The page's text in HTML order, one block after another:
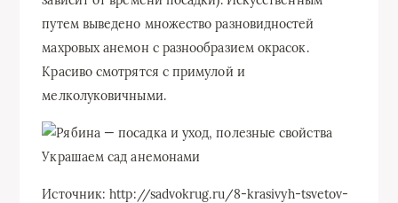
путем выведено множество разновидностей
махровых анемон с разнообразием окрасок.
Красиво смотрятся с примулой и
мелколуковичными.
Украшаем сад анемонами
Источник: http://sadvokrug.ru/8-krasivyh-tsvetov-